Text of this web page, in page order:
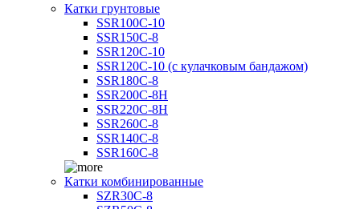
Катки грунтовые
SSR100C-10
SSR150C-8
SSR120C-10
SSR120C-10 (с кулачковым бандажом)
SSR180C-8
SSR200C-8H
SSR220C-8H
SSR260C-8
SSR140C-8
SSR160C-8
Катки комбинированные
SZR30C-8